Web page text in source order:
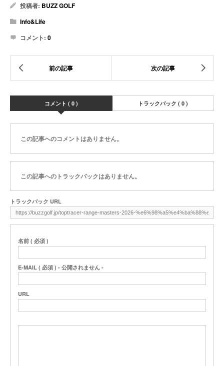
投稿者: BUZZ GOLF
Info&Life
コメント: 0
コメント ( 0 ) トラックバック ( 0 )
この記事へのコメントはありません。
この記事へのトラックバックはありません。
トラックバック URL
名前 ( 必須 )
E-MAIL ( 必須 ) - 公開されません -
URL